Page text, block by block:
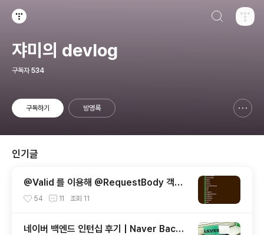
쟈미의 devlog
구독자 534
구독하기 방명록
인기글
@Valid 를 이용해 @RequestBody 객체
검증하기 | Validating @RequestBody
54 11 조회 11
네이버 백엔드 인턴십 후기 | Naver Backe